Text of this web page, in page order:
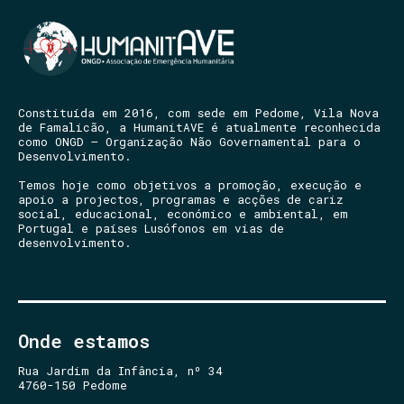
Constituída em 2016, com sede em Pedome, Vila Nova
de Famalicão, a HumanitAVE é atualmente reconhecida
como ONGD – Organização Não Governamental para o
Desenvolvimento.
Temos hoje como objetivos a promoção, execução e
apoio a projectos, programas e acções de cariz
social, educacional, económico e ambiental, em
Portugal e países Lusófonos em vias de
desenvolvimento.
Onde estamos
Rua Jardim da Infância, nº 34
4760-150 Pedome